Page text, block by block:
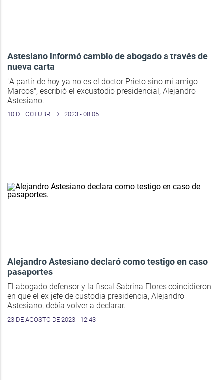
Astesiano informó cambio de abogado a través de
nueva carta
"A partir de hoy ya no es el doctor Prieto sino mi amigo
Marcos", escribió el excustodio presidencial, Alejandro
Astesiano.
10 DE OCTUBRE DE 2023 - 08:05
Alejandro Astesiano declaró como testigo en caso
pasaportes
El abogado defensor y la fiscal Sabrina Flores coincidieron
en que el ex jefe de custodia presidencia, Alejandro
Astesiano, debía volver a declarar.
23 DE AGOSTO DE 2023 - 12:43